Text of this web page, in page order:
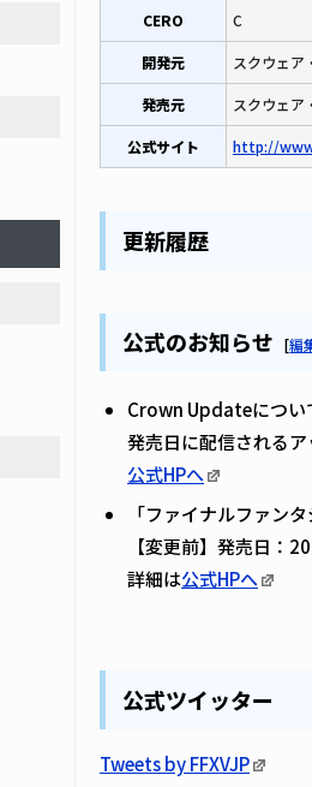
CERO
C
開発元 スクウェア
発売元 スクウェア
公式サイト http://
更新履歴
公式のお知らせ [編
Crown Updateについ
発売日に配信されるア
公式HPへ
「ファイナルファン
【変更前】発売日：
詳細は公式HPへ
公式ツイッター
Tweets by FFXVJP